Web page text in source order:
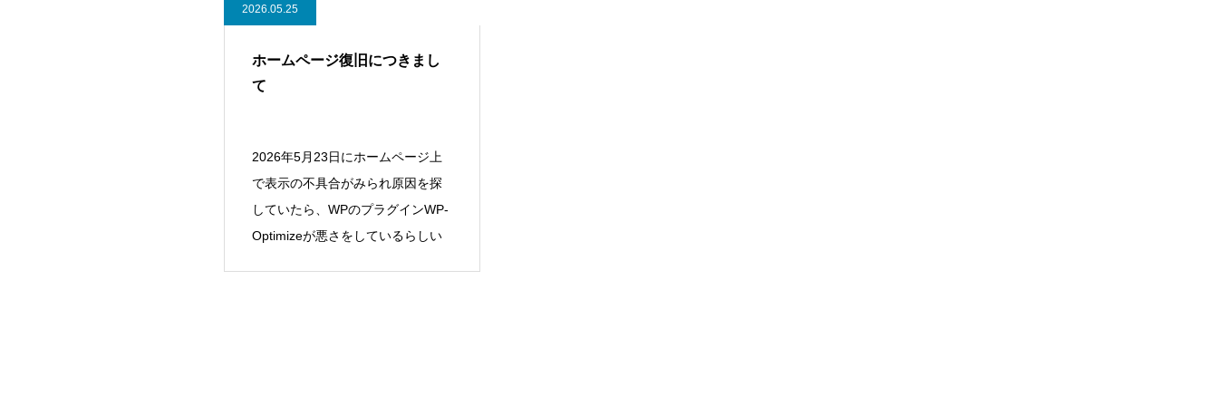
2026.05.25
ホームページ復旧につきまし
て
2026年5月23日にホームページ上
で表示の不具合がみられ原因を探
していたら、WPのプラグインWP-
Optimizeが悪さをしているらしい